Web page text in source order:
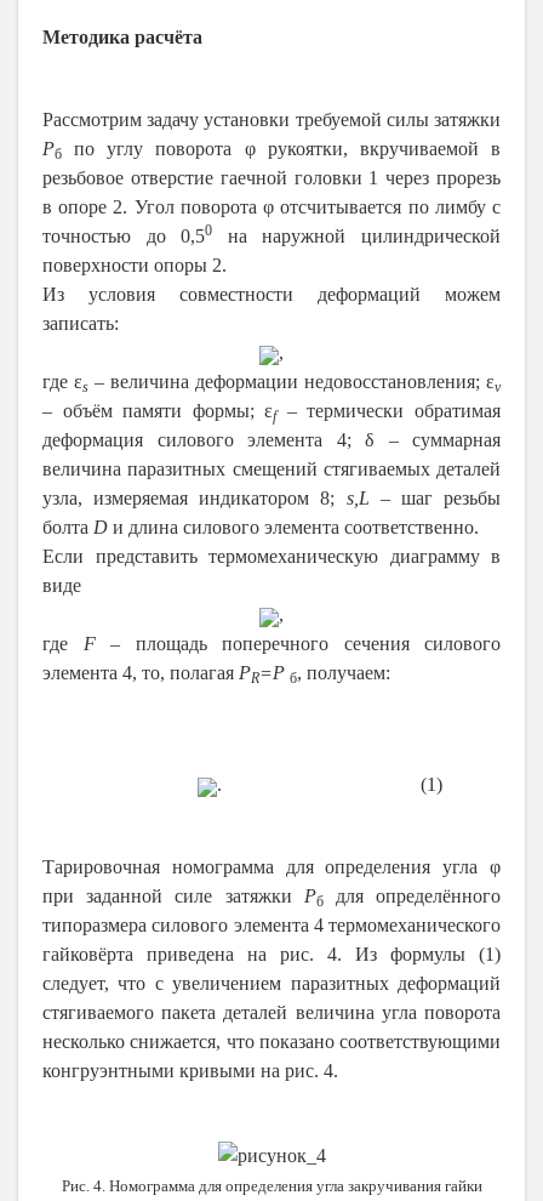
Методика расчёта
Рассмотрим задачу установки требуемой силы затяжки
Pб
по углу поворота φ рукоятки, вкручиваемой в
резьбовое отверстие гаечной головки 1 через прорезь
в опоре 2. Угол поворота φ отсчитывается по лимбу с
точностью до 0,50
на наружной цилиндрической
поверхности опоры 2.
Из условия совместности деформаций можем
записать:
,
где εs – величина деформации недовосстановления; εv
– объём памяти формы; εf
– термически обратимая
деформация силового элемента 4; δ – суммарная
величина паразитных смещений стягиваемых деталей
узла, измеряемая индикатором 8; s, L – шаг резьбы
болта D и длина силового элемента соответственно.
Если представить термомеханическую диаграмму в
виде
,
где F – площадь поперечного сечения силового
элемента 4, то, полагая PR=P б, получаем:
. (1)
Тарировочная номограмма для определения угла φ
при заданной силе затяжки Pбдля определённого
типоразмера силового элемента 4 термомеханического
гайковёрта приведена на рис. 4. Из формулы (1)
следует, что с увеличением паразитных деформаций
стягиваемого пакета деталей величина угла поворота
несколько снижается, что показано соответствующими
конгруэнтными кривыми на рис. 4.
Рис. 4. Номограмма для определения угла закручивания гайки